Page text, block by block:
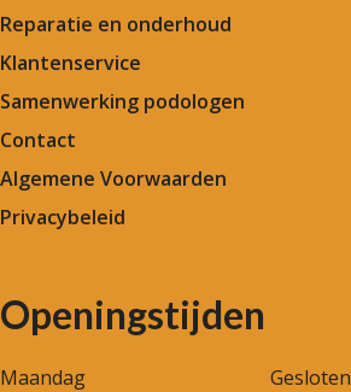
Reparatie en onderhoud
Klantenservice
Samenwerking podologen
Contact
Algemene Voorwaarden
Privacybeleid
Openingstijden
Maandag
Gesloten